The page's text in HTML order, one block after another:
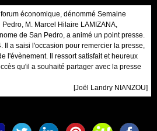
économique, dénommé Semaine
M. Marcel Hilaire LAMIZANA,
de San Pedro, a animé un point presse.
Il a saisi l'occasion pour remercier la presse,
l'évènement. Il ressort satisfait et heureux
qu'il a souhaité partager avec la presse
[Joël Landry NIANZOU]